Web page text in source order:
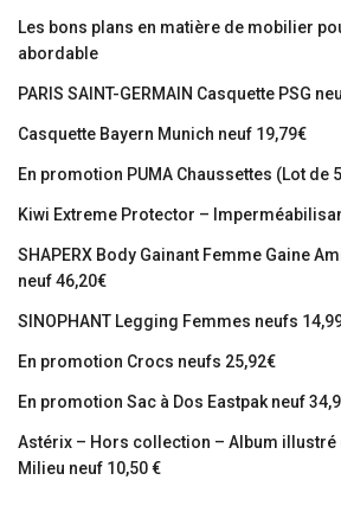
Les bons plans en matière de mobilier
abordable
PARIS SAINT-GERMAIN Casquette PSG
Casquette Bayern Munich neuf 19,79€
En promotion PUMA Chaussettes (Lot de
Kiwi Extreme Protector –
SHAPERX Body Gainant Femme Gaine
neuf 46,20€
SINOPHANT Legging Femmes neufs
En promotion Crocs neufs 25,92€
En promotion Sac à Dos Eastpak neuf
Astérix – Hors collection – Album illustré
Milieu neuf 10,50 €